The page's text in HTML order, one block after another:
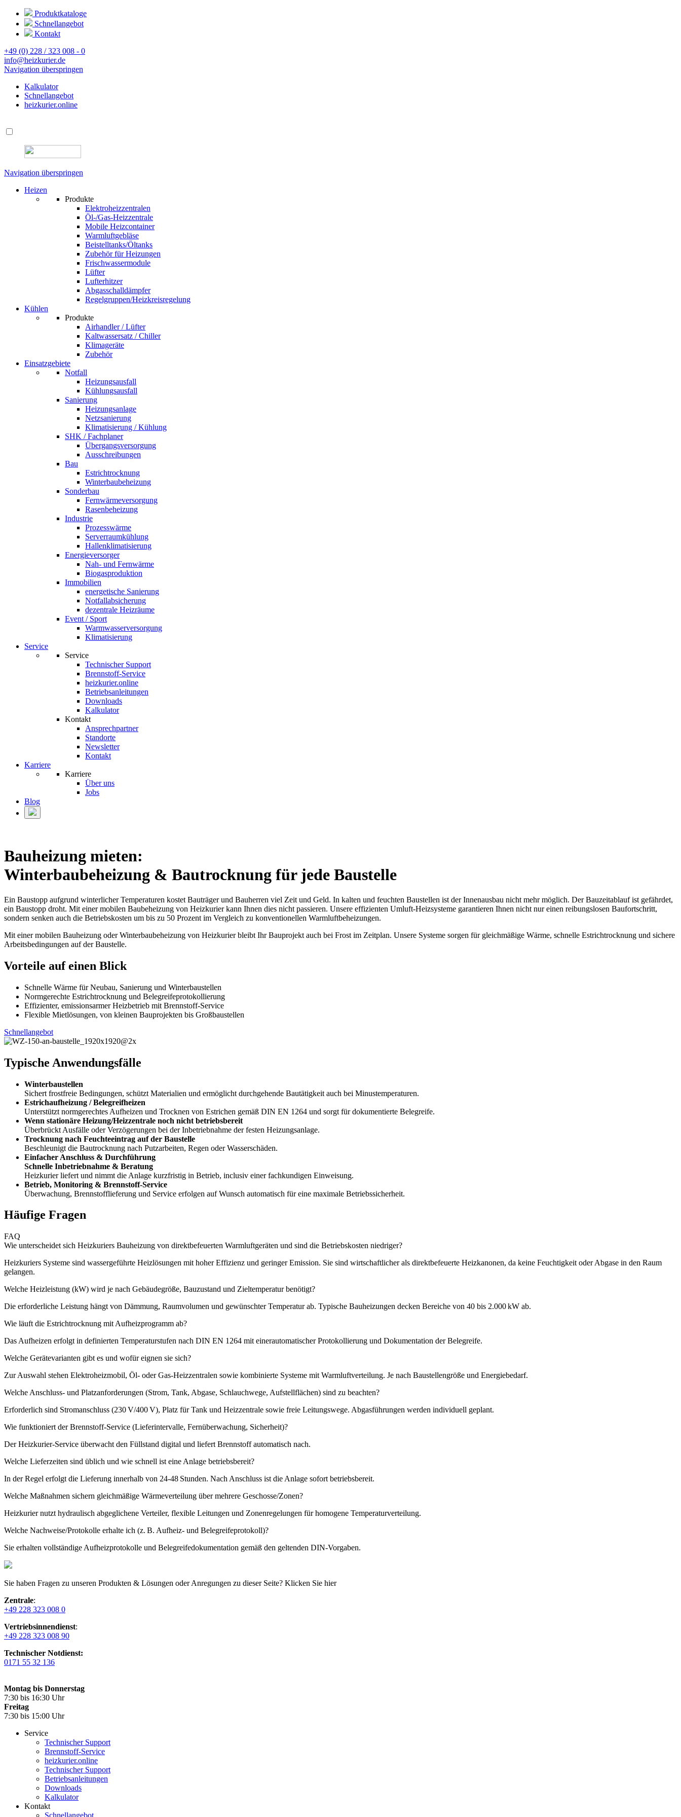
Produktkataloge
Schnellangebot
Kontakt
+49 (0) 228 / 323 008 - 0
info@heizkurier.de
Navigation überspringen
Kalkulator
Schnellangebot
heizkurier.online
Navigation überspringen
Heizen
Produkte
Elektroheizzentralen
Öl-/Gas-Heizzentrale
Mobile Heizcontainer
Warmluftgebläse
Beistelltanks/Öltanks
Zubehör für Heizungen
Frischwassermodule
Lüfter
Lufterhitzer
Abgasschalldämpfer
Regelgruppen/Heizkreisregelung
Kühlen
Produkte
Airhandler / Lüfter
Kaltwassersatz / Chiller
Klimageräte
Zubehör
Einsatzgebiete
Notfall
Heizungsausfall
Kühlungsausfall
Sanierung
Heizungsanlage
Netzsanierung
Klimatisierung / Kühlung
SHK / Fachplaner
Übergangsversorgung
Ausschreibungen
Bau
Estrichtrocknung
Winterbaubeheizung
Sonderbau
Fernwärmeversorgung
Rasenbeheizung
Industrie
Prozesswärme
Serverraumkühlung
Hallenklimatisierung
Energieversorger
Nah- und Fernwärme
Biogasproduktion
Immobilien
energetische Sanierung
Notfallabsicherung
dezentrale Heizräume
Event / Sport
Warmwasserversorgung
Klimatisierung
Service
Service
Technischer Support
Brennstoff-Service
heizkurier.online
Betriebsanleitungen
Downloads
Kalkulator
Kontakt
Ansprechpartner
Standorte
Newsletter
Kontakt
Karriere
Karriere
Über uns
Jobs
Blog
Bauheizung mieten:
Winterbaubeheizung & Bautrocknung für jede Baustelle
Ein Baustopp aufgrund winterlicher Temperaturen kostet Bauträger und Bauherren viel Zeit und Geld. In kalten und feuchten Baustellen ist der Innenausbau nicht mehr möglich. Der Bauzeitablauf ist gefährdet,
ein Baustopp droht. Mit einer mobilen Baubeheizung von Heizkurier kann Ihnen dies nicht passieren. Unsere effizienten Umluft-Heizsysteme garantieren Ihnen nicht nur einen reibungslosen Baufortschritt,
sondern senken auch die Betriebskosten um bis zu 50 Prozent im Vergleich zu konventionellen Warmluftbeheizungen.
Mit einer mobilen Bauheizung oder Winterbaubeheizung von Heizkurier bleibt Ihr Bauprojekt auch bei Frost im Zeitplan. Unsere Systeme sorgen für gleichmäßige Wärme, schnelle Estrichtrocknung und sichere
Arbeitsbedingungen auf der Baustelle.
Vorteile auf einen Blick
Schnelle Wärme für Neubau, Sanierung und Winterbaustellen
Normgerechte Estrichtrocknung und Belegreifeprotokollierung
Effizienter, emissionsarmer Heizbetrieb mit Brennstoff-Service
Flexible Mietlösungen, von kleinen Bauprojekten bis Großbaustellen
Schnellangebot
Typische Anwendungsfälle
Winterbaustellen
Sichert frostfreie Bedingungen, schützt Materialien und ermöglicht durchgehende Bautätigkeit auch bei Minustemperaturen.
Estrichaufheizung / Belegreifheizen
Unterstützt normgerechtes Aufheizen und Trocknen von Estrichen gemäß DIN EN 1264 und sorgt für dokumentierte Belegreife.
Wenn stationäre Heizung/Heizzentrale noch nicht betriebsbereit
Überbrückt Ausfälle oder Verzögerungen bei der Inbetriebnahme der festen Heizungsanlage.
Trocknung nach Feuchteeintrag auf der Baustelle
Beschleunigt die Bautrocknung nach Putzarbeiten, Regen oder Wasserschäden.
Einfacher Anschluss & Durchführung
Schnelle Inbetriebnahme & Beratung
Heizkurier liefert und nimmt die Anlage kurzfristig in Betrieb, inclusiv einer fachkundigen Einweisung.
Betrieb, Monitoring & Brennstoff‑Service
Überwachung, Brennstofflieferung und Service erfolgen auf Wunsch automatisch für eine maximale Betriebssicherheit.
Häufige Fragen
FAQ
Wie unterscheidet sich Heizkuriers Bauheizung von direktbefeuerten Warmluftgeräten und sind die Betriebskosten niedriger?
Heizkuriers Systeme sind wassergeführte Heizlösungen mit hoher Effizienz und geringer Emission. Sie sind wirtschaftlicher als direktbefeuerte Heizkanonen, da keine Feuchtigkeit oder Abgase in den Raum
gelangen.
Welche Heizleistung (kW) wird je nach Gebäudegröße, Bauzustand und Zieltemperatur benötigt?
Die erforderliche Leistung hängt von Dämmung, Raumvolumen und gewünschter Temperatur ab. Typische Bauheizungen decken Bereiche von 40 bis 2.000 kW ab.
Wie läuft die Estrichtrocknung mit Aufheizprogramm ab?
Das Aufheizen erfolgt in definierten Temperaturstufen nach DIN EN 1264 mit einerautomatischer Protokollierung und Dokumentation der Belegreife.
Welche Gerätevarianten gibt es und wofür eignen sie sich?
Zur Auswahl stehen Elektroheizmobil, Öl- oder Gas-Heizzentralen sowie kombinierte Systeme mit Warmluftverteilung. Je nach Baustellengröße und Energiebedarf.
Welche Anschluss- und Platzanforderungen (Strom, Tank, Abgase, Schlauchwege, Aufstellflächen) sind zu beachten?
Erforderlich sind Stromanschluss (230 V/400 V), Platz für Tank und Heizzentrale sowie freie Leitungswege. Abgasführungen werden individuell geplant.
Wie funktioniert der Brennstoff‑Service (Lieferintervalle, Fernüberwachung, Sicherheit)?
Der Heizkurier‑Service überwacht den Füllstand digital und liefert Brennstoff automatisch nach.
Welche Lieferzeiten sind üblich und wie schnell ist eine Anlage betriebsbereit?
In der Regel erfolgt die Lieferung innerhalb von 24-48 Stunden. Nach Anschluss ist die Anlage sofort betriebsbereit.
Welche Maßnahmen sichern gleichmäßige Wärmeverteilung über mehrere Geschosse/Zonen?
Heizkurier nutzt hydraulisch abgeglichene Verteiler, flexible Leitungen und Zonenregelungen für homogene Temperaturverteilung.
Welche Nachweise/Protokolle erhalte ich (z. B. Aufheiz- und Belegreifeprotokoll)?
Sie erhalten vollständige Aufheizprotokolle und Belegreifedokumentation gemäß den geltenden DIN‑Vorgaben.
Sie haben Fragen zu unseren Produkten & Lösungen oder Anregungen zu dieser Seite? Klicken Sie hier
Zentrale:
+49 228 323 008 0
Vertriebsinnendienst:
+49 228 323 008 90
Technischer Notdienst:
0171 55 32 136
Montag bis Donnerstag
7:30 bis 16:30 Uhr
Freitag
7:30 bis 15:00 Uhr
Service
Technischer Support
Brennstoff-Service
heizkurier.online
Technischer Support
Betriebsanleitungen
Downloads
Kalkulator
Kontakt